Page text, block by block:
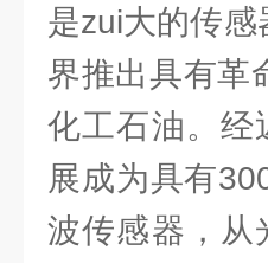
是zui大的传
界推出具有革
化工石油。经
展成为具有
波传感器，从